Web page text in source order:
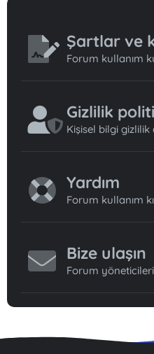
Şartlar ve
Forum kullanım
Gizlilik
Kişisel bilgi gizlilik
Yardım
Forum kullanım
Bize ulaşın
Forum